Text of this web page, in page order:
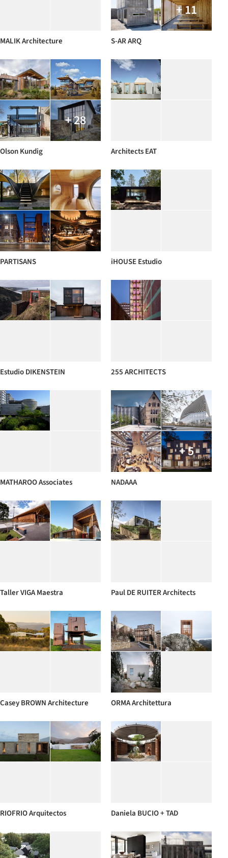
MALIK Architecture
+ 11
S-AR ARQ
+ 28
Olson Kundig Architects EAT
PARTISANS iHOUSE Estudio
Estudio DIKENSTEIN 255 ARCHITECTS
MATHAROO Associates
+ 5
NADAAA
Taller VIGA Maestra Paul DE RUITER Architects
Casey BROWN Architecture ORMA Architettura
RIOFRIO Arquitectos Daniela BUCIO + TAD